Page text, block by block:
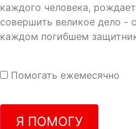
каждого человека,
совершить великое дело -
каждом погибшем
Помогать ежемесячно
Я ПОМОГУ